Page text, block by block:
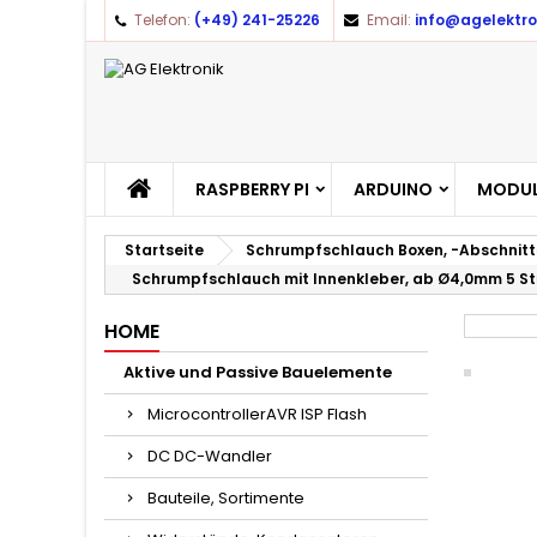
Telefon: (+49) 241-25226 Email:
RASPBERRY PI ARDUINO
Startseite Schrumpfschlauch Boxen, -
Schrumpfschlauch mit Innenkleber, ab Ø4,0mm 5
HOME
Aktive und Passive Bauelemente
MicrocontrollerAVR ISP Flash
DC DC-Wandler
Bauteile, Sortimente